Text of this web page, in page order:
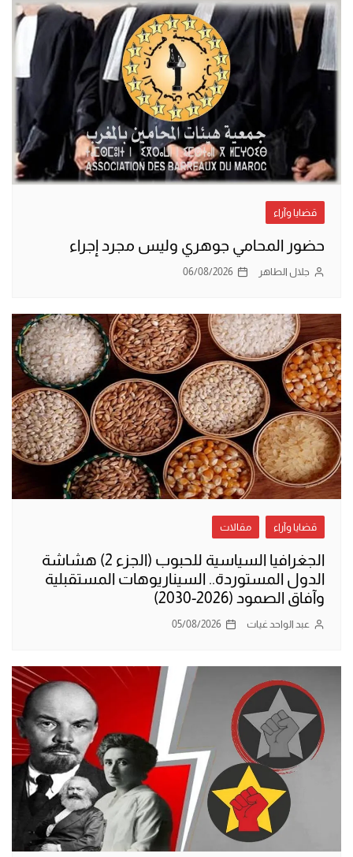
قضايا وآراء
حضور المحامي جوهري وليس مجرد إجراء
جلال الطاهر 06/08/2026
قضايا وآراء مقالات
الجغرافيا السياسية للحبوب (الجزء 2) هشاشة
الدول المستوردة.. السيناريوهات المستقبلية
وآفاق الصمود (2026-2030)
عبد الواحد غيات 05/08/2026